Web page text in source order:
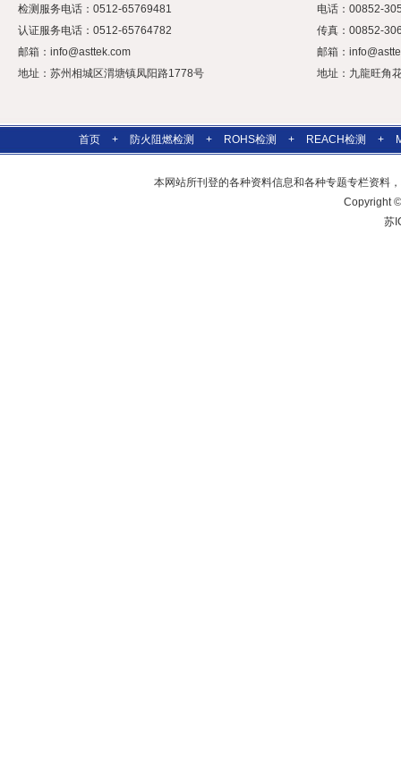
检测服务电话：0512-65769481
认证服务电话：0512-65764782
邮箱： info@asttek.com
地址：苏州相城区渭塘镇凤阳路1778号
电话：00852-
传真：00852-
邮箱：
地址：九龍旺角
首页 + 防火阻燃检测 + ROHS检测 + REACH检测 +
本网站所刊登的各种资料信息和各种专题专栏资料
Copyright
苏